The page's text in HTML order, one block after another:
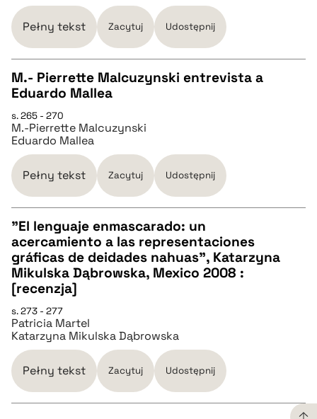
pobierz cytat
BIBTEX
pobierz cytat
Pełny tekst Zacytuj Udostępnij
pobierz cytat
pobierz cytat
M.- Pierrette Malcuzynski entrevista a
Eduardo Mallea
s. 265 - 270
M.-Pierrette Malcuzynski
Eduardo Mallea
Pełny tekst Zacytuj Udostępnij
CZYSTY TEKST
pobierz cytat
BIBTEX
pobierz cytat
"El lenguaje enmascarado: un
acercamiento a las representaciones
gráficas de deidades nahuas", Katarzyna
Mikulska Dąbrowska, Mexico 2008 :
[recenzja]
s. 273 - 277
Patricia Martel
Katarzyna Mikulska Dąbrowska
Pełny tekst Zacytuj Udostępnij